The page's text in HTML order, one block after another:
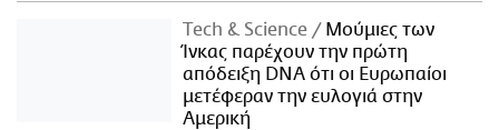
Τech & Science
Μούμιες των
Ίνκας παρέχουν την πρώτη
απόδειξη DNA ότι οι Ευρωπαίοι
μετέφεραν την ευλογιά στην
Αμερική